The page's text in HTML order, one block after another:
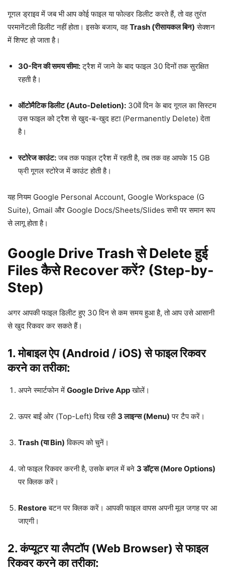
गूगल ड्राइव में जब भी आप कोई फाइल या फोल्डर डिलीट करते हैं, तो वह तुरंत
परमानेंटली डिलीट नहीं होता। इसके बजाय, वहTrash (रीसायकल बिन) सेक्शन
में शिफ्ट हो जाता है।
30-दिन की समय सीमा:ट्रैश में जाने के बाद फाइल 30 दिनों तक सुरक्षित
रहती है।
ऑटोमैटिक डिलीट (Auto-Deletion): 30वें दिन के बाद गूगल का सिस्टम
उस फाइल को ट्रैश से खुद-ब-खुद हटा (Permanently Delete) देता
है।
स्टोरेज काउंट:जब तक फाइल ट्रैश में रहती है, तब तक वह आपके 15 GB
फ्री गूगल स्टोरेज में काउंट होती है।
यह नियम Google Personal Account, Google Workspace (G
Suite), Gmail और Google Docs/Sheets/Slides सभी पर समान रूप
से लागू होता है।
Google Drive Trash से Delete हुई
Files कैसे Recover करें? (Step-by-
Step)
अगर आपकी फाइल डिलीट हुए 30 दिन से कम समय हुआ है, तो आप उसे आसानी
से खुद रिकवर कर सकते हैं।
1. मोबाइल ऐप (Android / iOS) से फाइल रिकवर
करने का तरीका:
अपने स्मार्टफोन में Google Drive Appखोलें।
ऊपर बाईं ओर (Top-Left) दिख रही 3 लाइन्स (Menu) पर टैप करें।
Trash (या Bin) विकल्प को चुनें।
जो फाइल रिकवर करनी है, उसके बगल में बने 3 डॉट्स (More Options)
पर क्लिक करें।
Restoreबटन पर क्लिक करें। आपकी फाइल वापस अपनी मूल जगह पर आ
जाएगी।
2. कंप्यूटर या लैपटॉप (Web Browser) से फाइल
रिकवर करने का तरीका: